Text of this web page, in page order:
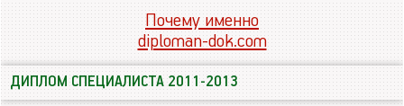
Почему именно
diploman-dok.com
ДИПЛОМ СПЕЦИАЛИСТА 2011-2013